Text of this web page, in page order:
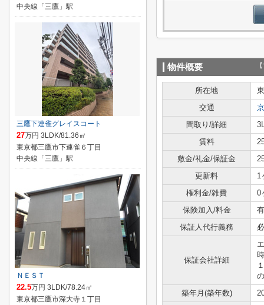
物件概要
所在地
交通
間取り/詳細
賃料
敷金/礼金/保証金
更新料
1
権利金/雑費
0
保険加入/料金
保証人代行義務
保証会社詳細
築年月(築年数)
中央線「三鷹」駅
三鷹下連雀グレイスコート
27万円 3LDK/81.36㎡
東京都三鷹市下連雀６丁目
中央線「三鷹」駅
ＮＥＳＴ
22.5万円 3LDK/78.24㎡
東京都三鷹市深大寺１丁目